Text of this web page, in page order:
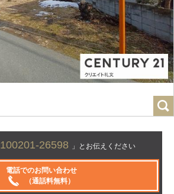
100201-26598 」とお伝えください
電話でのお問い合わせ
（通話料無料）